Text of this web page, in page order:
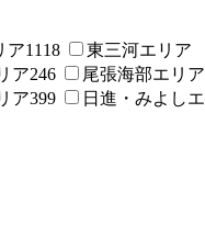
ア1118
東三河エリア
ア246
尾張海部エリア
ア399
日進・みよしエ